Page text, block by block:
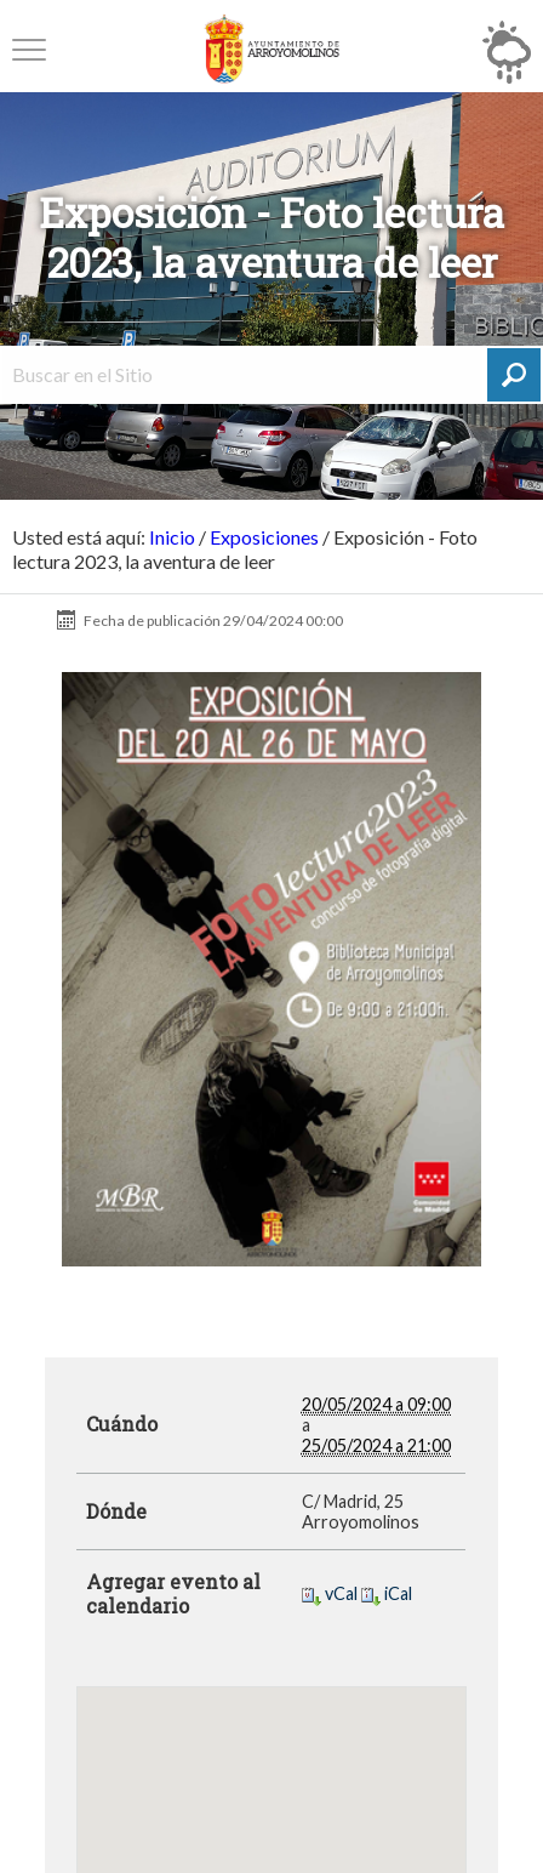
Exposición - Foto lectura
2023, la aventura de leer
Usted está aquí: Inicio / Exposiciones / Exposición - Foto
lectura 2023, la aventura de leer
Fecha de publicación 29/04/2024 00:00
Cuándo
20/05/2024 a 09:00
a
25/05/2024 a 21:00
Dónde
C/ Madrid, 25
Arroyomolinos
Agregar evento al
calendario
vCal iCal